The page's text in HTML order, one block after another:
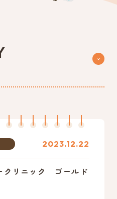
2023.12.22
クリニック ゴールド